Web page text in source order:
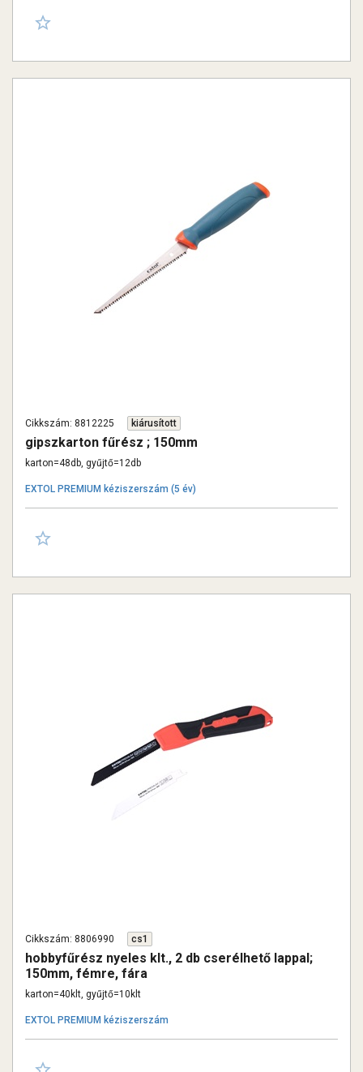
Cikkszám: 8812225 kiárusított
gipszkarton fűrész ; 150mm
karton=48db, gyűjtő=12db
EXTOL PREMIUM kéziszerszám (5 év)
Cikkszám: 8806990 cs1
hobbyfűrész nyeles klt., 2 db cserélhető lappal;
150mm, fémre, fára
karton=40klt, gyűjtő=10klt
EXTOL PREMIUM kéziszerszám